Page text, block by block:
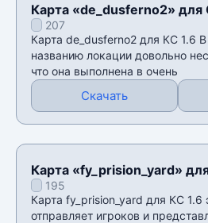
Карта «de_dusferno2» для
207
Карта de_dusferno2 для КС 1.6
названию локации довольно
что она выполнена в очень
Скачать
Карта «fy_prision_yard»
195
Карта fy_prision_yard для КС 1.6
отправляет игроков и